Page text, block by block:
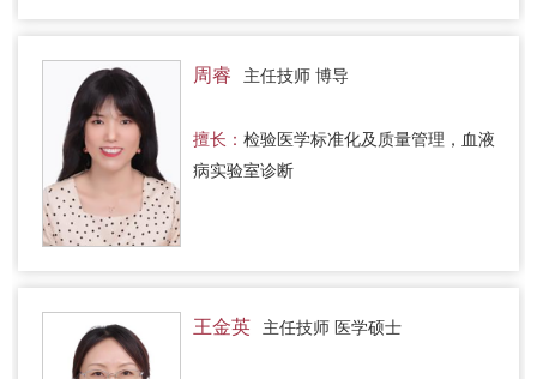
周睿 主任技师 博导
擅长： 检验医学标准化及质量管理，血液
病实验室诊断
王金英 主任技师 医学硕士